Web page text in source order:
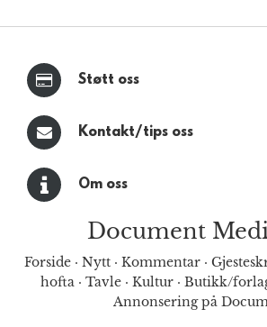
Støtt oss
Kontakt/tips oss
Om oss
Document
Forside · Nytt · Kommentar ·
hofta· Tavle· Kultur· Butikk/
Annonsering på